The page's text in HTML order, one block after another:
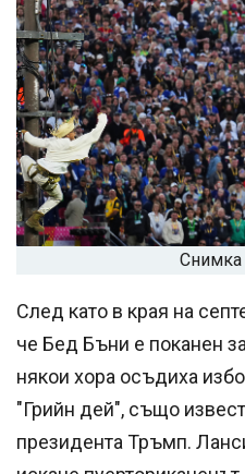
След като в края на
че Бед Бъни е поканен
някои хора осъдиха
"Грийн дей", също
президента Тръмп.